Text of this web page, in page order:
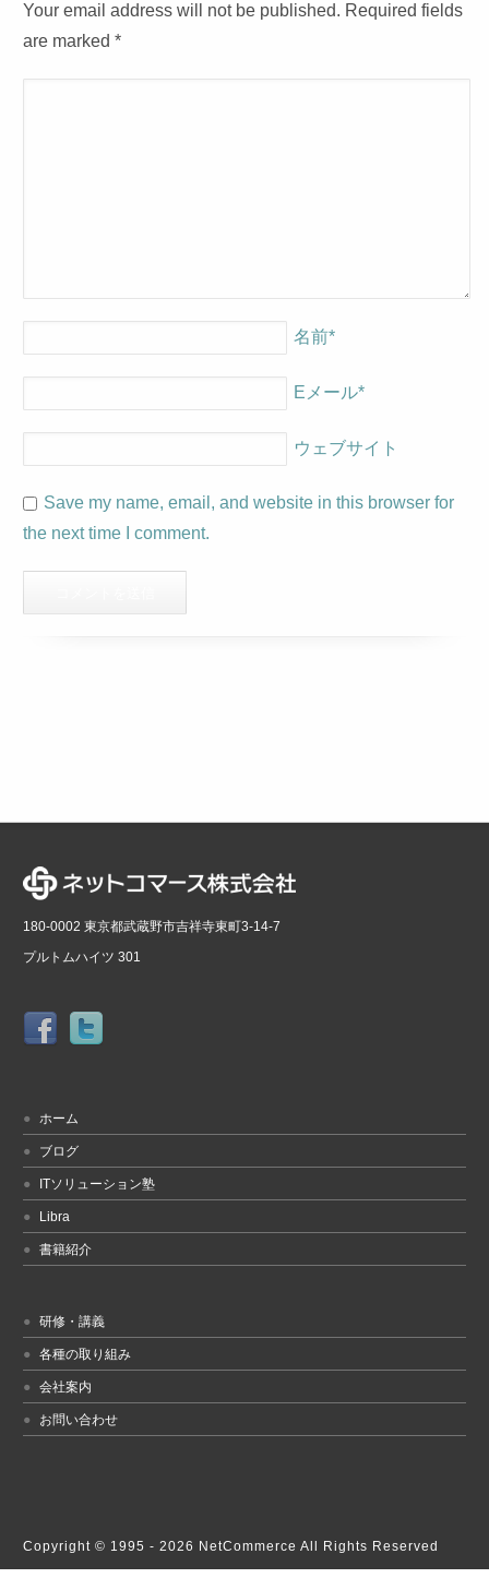
Your email address will not be published. Required fields
are marked*
名前*
Eメール*
ウェブサイト
Save my name, email, and website in this browser for
the next time I comment.
180-0002 東京都武蔵野市吉祥寺東町3-14-7
プルトムハイツ 301
ホーム
ブログ
ITソリューション塾
Libra
書籍紹介
研修・講義
各種の取り組み
会社案内
お問い合わせ
Copyright © 1995 -2026 NetCommerce All Rights Reserved